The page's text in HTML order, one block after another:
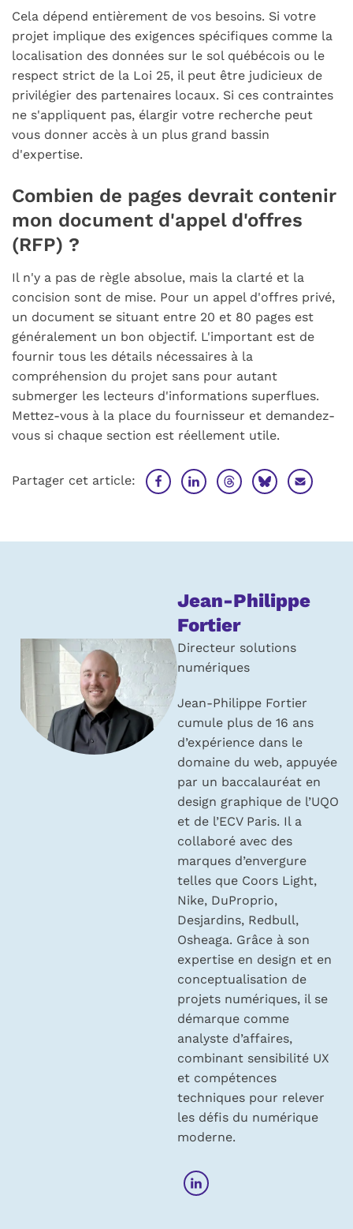
Cela dépend entièrement de vos besoins. Si votre
projet implique des exigences spécifiques comme la
localisation des données sur le sol québécois ou le
respect strict de la Loi 25, il peut être judicieux de
privilégier des partenaires locaux. Si ces contraintes
ne s'appliquent pas, élargir votre recherche peut
vous donner accès à un plus grand bassin
d'expertise.
Combien de pages devrait contenir
mon document d'appel d'offres
(RFP) ?
Il n'y a pas de règle absolue, mais la clarté et la
concision sont de mise. Pour un appel d'offres privé,
un document se situant entre 20 et 80 pages est
généralement un bon objectif. L'important est de
fournir tous les détails nécessaires à la
compréhension du projet sans pour autant
submerger les lecteurs d'informations superflues.
Mettez-vous à la place du fournisseur et demandez-
vous si chaque section est réellement utile.
Partager cet article:
À
propos
de
l’auteur :
Jean-Philippe
Fortier
Directeur solutions
numériques
Jean-Philippe Fortier
cumule plus de 16 ans
d’expérience dans le
domaine du web, appuyée
par un baccalauréat en
design graphique de l’UQO
et de l’ECV Paris. Il a
collaboré avec des
marques d’envergure
telles que Coors Light,
Nike, DuProprio,
Desjardins, Redbull,
Osheaga. Grâce à son
expertise en design et en
conceptualisation de
projets numériques, il se
démarque comme
analyste d’affaires,
combinant sensibilité UX
et compétences
techniques pour relever
les défis du numérique
moderne.